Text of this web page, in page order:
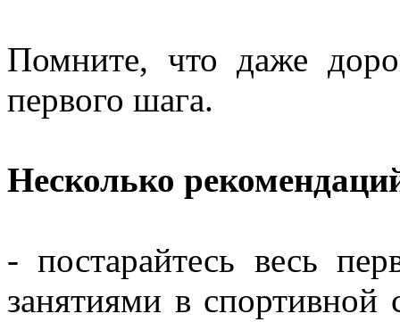
Помните, что даже
первого шага.
Несколько
- постарайтесь весь
занятиями в спортивной